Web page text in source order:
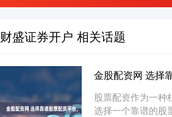
财盛证券开户 相关话题
金股配资网 选择
股票配资作为一种
选择一个靠谱的股